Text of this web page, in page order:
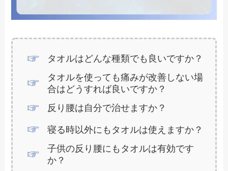
タオルはどんな種類でも良いですか？
タオルを使っても痛みが改善しない場
合はどうすれば良いですか？
反り腰は自分で治せますか？
寝る時以外にもタオルは使えますか？
子供の反り腰にもタオルは有効です
か？